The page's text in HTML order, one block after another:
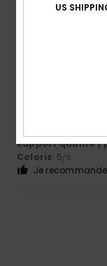
Rapport qualité /
Coloris: 5/5
Je
US